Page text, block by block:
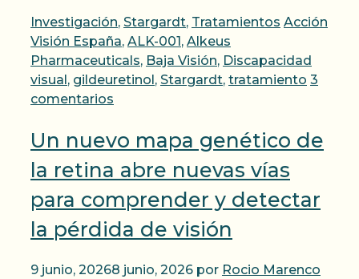
Categorías
Investigación, Stargardt, Tratamientos Etiquetas
Acción
Visión España, ALK-001, Alkeus
Pharmaceuticals, Baja Visión, Discapacidad
visual, gildeuretinol, Stargardt, tratamiento 3
comentarios
Un nuevo mapa genético de
la retina abre nuevas vías
para comprender y detectar
la pérdida de visión
9 junio, 20268 junio, 2026 por Rocio Marenco